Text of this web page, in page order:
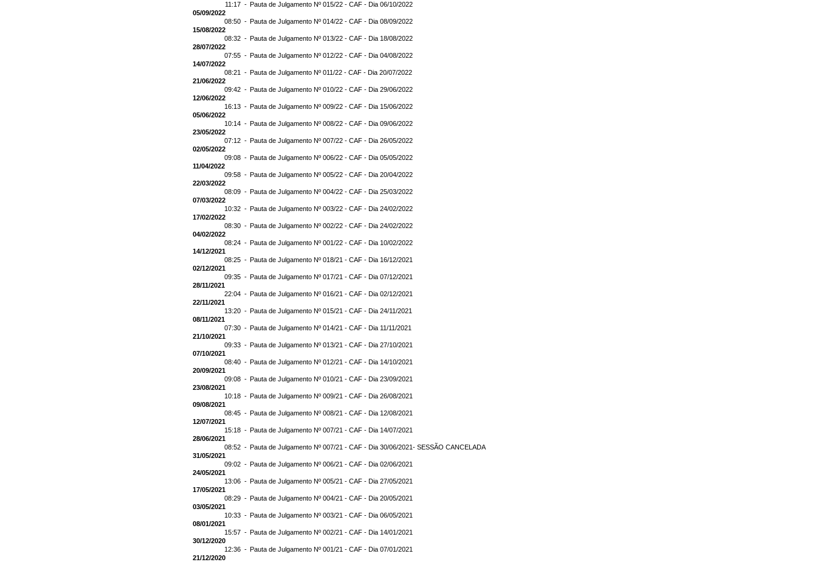
11:17 - Pauta de Julgamento Nº 015/22 - CAF - Dia 06/10/2022
05/09/2022
08:50 - Pauta de Julgamento Nº 014/22 - CAF - Dia 08/09/2022
15/08/2022
08:32 - Pauta de Julgamento Nº 013/22 - CAF - Dia 18/08/2022
28/07/2022
07:55 - Pauta de Julgamento Nº 012/22 - CAF - Dia 04/08/2022
14/07/2022
08:21 - Pauta de Julgamento Nº 011/22 - CAF - Dia 20/07/2022
21/06/2022
09:42 - Pauta de Julgamento Nº 010/22 - CAF - Dia 29/06/2022
12/06/2022
16:13 - Pauta de Julgamento Nº 009/22 - CAF - Dia 15/06/2022
05/06/2022
10:14 - Pauta de Julgamento Nº 008/22 - CAF - Dia 09/06/2022
23/05/2022
07:12 - Pauta de Julgamento Nº 007/22 - CAF - Dia 26/05/2022
02/05/2022
09:08 - Pauta de Julgamento Nº 006/22 - CAF - Dia 05/05/2022
11/04/2022
09:58 - Pauta de Julgamento Nº 005/22 - CAF - Dia 20/04/2022
22/03/2022
08:09 - Pauta de Julgamento Nº 004/22 - CAF - Dia 25/03/2022
07/03/2022
10:32 - Pauta de Julgamento Nº 003/22 - CAF - Dia 24/02/2022
17/02/2022
08:30 - Pauta de Julgamento Nº 002/22 - CAF - Dia 24/02/2022
04/02/2022
08:24 - Pauta de Julgamento Nº 001/22 - CAF - Dia 10/02/2022
14/12/2021
08:25 - Pauta de Julgamento Nº 018/21 - CAF - Dia 16/12/2021
02/12/2021
09:35 - Pauta de Julgamento Nº 017/21 - CAF - Dia 07/12/2021
28/11/2021
22:04 - Pauta de Julgamento Nº 016/21 - CAF - Dia 02/12/2021
22/11/2021
13:20 - Pauta de Julgamento Nº 015/21 - CAF - Dia 24/11/2021
08/11/2021
07:30 - Pauta de Julgamento Nº 014/21 - CAF - Dia 11/11/2021
21/10/2021
09:33 - Pauta de Julgamento Nº 013/21 - CAF - Dia 27/10/2021
07/10/2021
08:40 - Pauta de Julgamento Nº 012/21 - CAF - Dia 14/10/2021
20/09/2021
09:08 - Pauta de Julgamento Nº 010/21 - CAF - Dia 23/09/2021
23/08/2021
10:18 - Pauta de Julgamento Nº 009/21 - CAF - Dia 26/08/2021
09/08/2021
08:45 - Pauta de Julgamento Nº 008/21 - CAF - Dia 12/08/2021
12/07/2021
15:18 - Pauta de Julgamento Nº 007/21 - CAF - Dia 14/07/2021
28/06/2021
08:52 - Pauta de Julgamento Nº 007/21 - CAF - Dia 30/06/2021- SESSÃO CANCELADA
31/05/2021
09:02 - Pauta de Julgamento Nº 006/21 - CAF - Dia 02/06/2021
24/05/2021
13:06 - Pauta de Julgamento Nº 005/21 - CAF - Dia 27/05/2021
17/05/2021
08:29 - Pauta de Julgamento Nº 004/21 - CAF - Dia 20/05/2021
03/05/2021
10:33 - Pauta de Julgamento Nº 003/21 - CAF - Dia 06/05/2021
08/01/2021
15:57 - Pauta de Julgamento Nº 002/21 - CAF - Dia 14/01/2021
30/12/2020
12:36 - Pauta de Julgamento Nº 001/21 - CAF - Dia 07/01/2021
21/12/2020